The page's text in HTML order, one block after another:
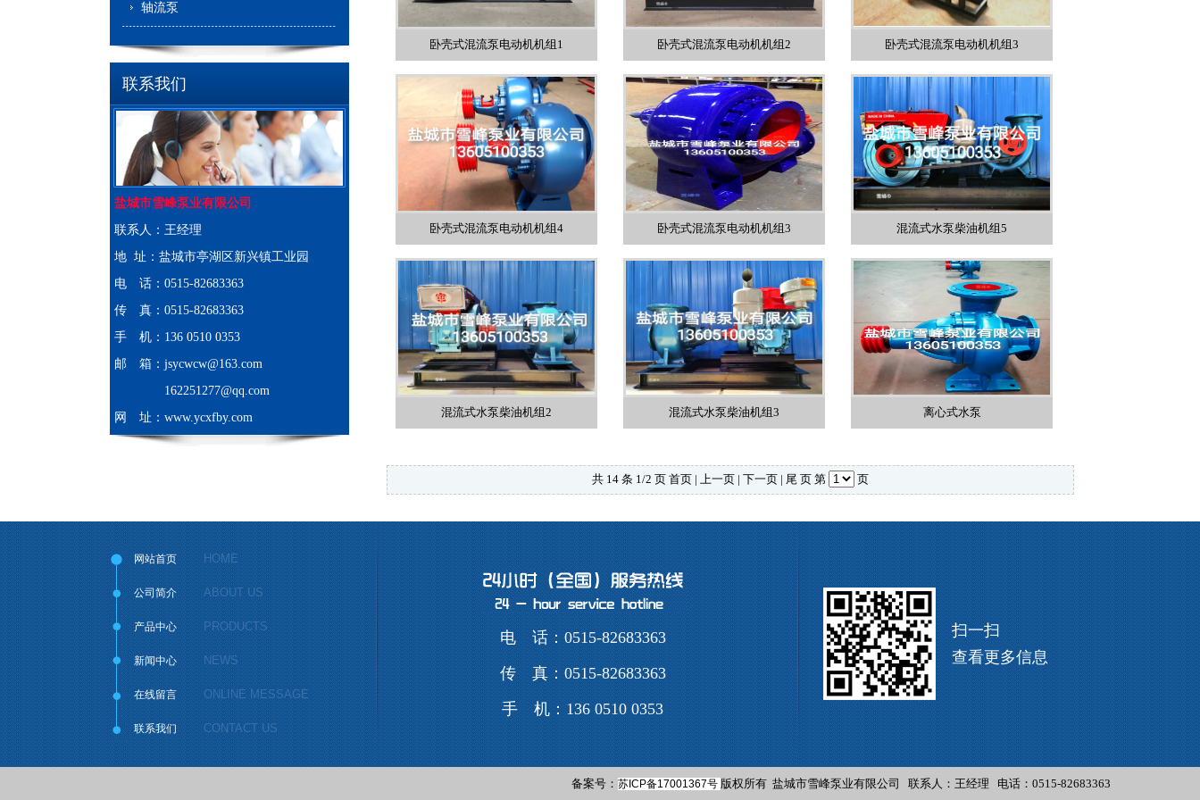
轴流泵
联系我们
盐城市雪峰泵业有限公司
联系人：王经理
地 址：盐城市亭湖区新兴镇工业园
电 话：0515-82683363
传 真：0515-82683363
手 机：136 0510 0353
邮 箱：jsycwcw@163.com
162251277@qq.com
网 址：www.ycxfby.com
卧壳式混流泵电动机机组1 卧壳式混流泵电动机机组2 卧壳式混流泵电动机机组3
卧壳式混流泵电动机机组4 卧壳式混流泵电动机机组3 混流式水泵柴油机组5
混流式水泵柴油机组2 混流式水泵柴油机组3 离心式水泵
共 14 条 1/2 页 首页 | 上一页 | 下一页 | 尾 页 第 页
网站首页
公司简介
产品中心
新闻中心
在线留言
联系我们
HOME
ABOUT US
PRODUCTS
NEWS
ONLINE MESSAGE
CONTACT US
电 话：0515-82683363
传 真：0515-82683363
手 机：136 0510 0353
扫一扫
查看更多信息
备案号： 苏ICP备17001367号 版权所有 盐城市雪峰泵业有限公司 联系人：王经理 电话：0515-82683363